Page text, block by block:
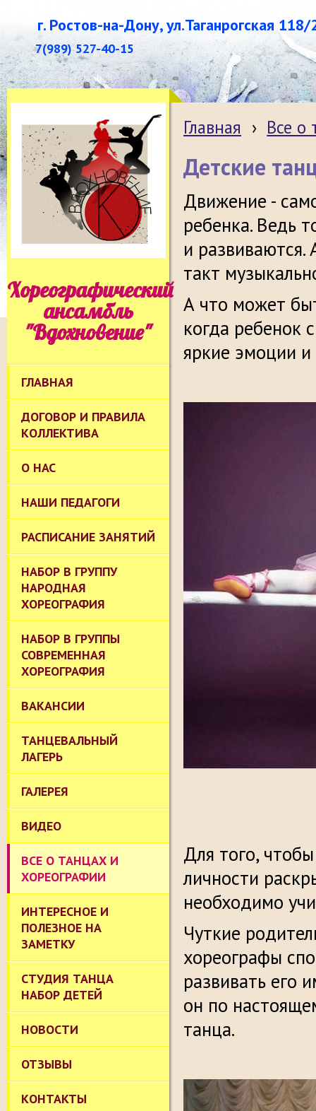
г. Ростов-на-Дону, ул.Таганрогская 118/
7(989) 527-40-15
Хореографический
ансамбль
"Вдохновение"
ГЛАВНАЯ
ДОГОВОР И ПРАВИЛА
КОЛЛЕКТИВА
О НАС
НАШИ ПЕДАГОГИ
РАСПИСАНИЕ ЗАНЯТИЙ
НАБОР В ГРУППУ
НАРОДНАЯ
ХОРЕОГРАФИЯ
НАБОР В ГРУППЫ
СОВРЕМЕННАЯ
ХОРЕОГРАФИЯ
ВАКАНСИИ
ТАНЦЕВАЛЬНЫЙ
ЛАГЕРЬ
ГАЛЕРЕЯ
ВИДЕО
ВСЕ О ТАНЦАХ И
ХОРЕОГРАФИИ
ИНТЕРЕСНОЕ И
ПОЛЕЗНОЕ НА
ЗАМЕТКУ
СТУДИЯ ТАНЦА
НАБОР ДЕТЕЙ
НОВОСТИ
ОТЗЫВЫ
КОНТАКТЫ
Главная › Все о
Детские
Движение -
ребенка. Ведь
и развиваются.
такт
А что может
когда ребенок
яркие эмоции
Для того,
личности
необходимо
Чуткие
хореографы
развивать его
он по
танца.